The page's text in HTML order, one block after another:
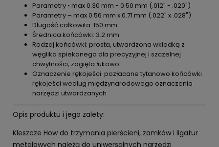
Parametry • max 0.30 mm - 0.50 mm (.012" - .020")
Parametry ¬ max 0.56 mm x 0.71 mm (.022" x .028")
Długość całkowita: 150 mm
Średnica końcówki: 3.2 mm
Rodzaj końcówki: prosta, utwardzona wkładką z
węglika spiekanego dla precyzyjnej i szczelnej
chwytności, zagięta łukowo
Oznaczenie rękojeści: pozłacane tytanowo końcówki
rękojeści według międzynarodowego oznaczenia
narzędzi utwardzanych
Opis produktu i jego zalety:
Kleszcze How do trzymania pierścieni, zamków i ligatur
metalowych należą do uniwersalnych narzędzi